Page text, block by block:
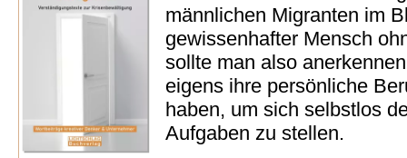
männlichen Migranten im
gewissenhafter Mensch
sollte man also
eigens ihre persönliche
haben, um sich selbstlos
Aufgaben zu stellen.